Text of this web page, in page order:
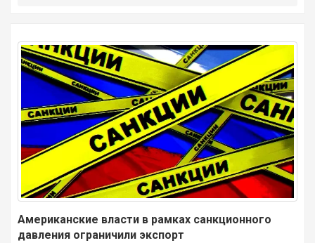
Американские власти в рамках санкционного
давления ограничили экспорт